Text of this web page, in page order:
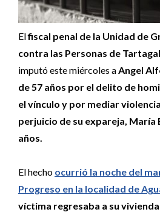
Elfiscal penal de la Unidad de
contra las Personas de
imputó este miércoles aAngel
de 57 años por el delito de
el vínculo y por mediar
perjuicio de su expareja, María
años.
El hecho ocurrió la noche del
Progreso en la localidad de
víctima regresaba a su